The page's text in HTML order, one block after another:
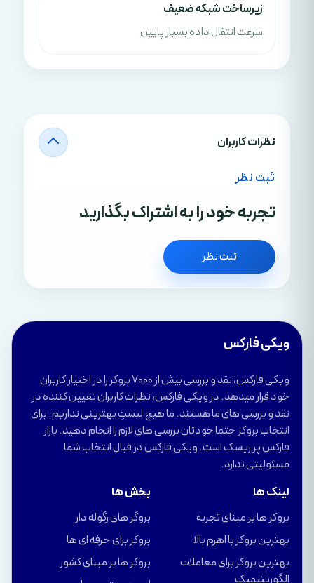
زیرساخت شبکه ضعیف
سرعت انتقال داده بسیار پایین
نظرات کاربران
ثبت نظر
تجربه خود را به اشتراک بگذارید
ثبت نظر
ویکی فارکس
ویکی فارکس، نقد و بررسی بیش از 7000 بروکر را در اختیار کاربران
خود قرار میدهد. در ویکی فارکس، نظرات کاربران تعیین کننده در
نقد و بررسی های ما هستند. ما هیچ لیستِ بهترینی نداریم. برای
انتخاب بروکر حتما خودتان بررسی های لازم را انجام دهید. بازار
فارکس پر ریسک است. ویکی فارکس در قبال انتخاب شما
مسئولیتی ندارد.
لینک ها
بروکر ها بر مبنای تجربه
بهترین بروکر با اهرم بالا
بهترین بروکر برای معاملات
الگوریتیمیک
بخش ها
بروگر های رگوله دار
بروکر برای حرفه ای ها
بروکر ها بر مبنای کشور